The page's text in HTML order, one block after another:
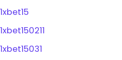
1xbet15
1xbet150211
1xbet15031